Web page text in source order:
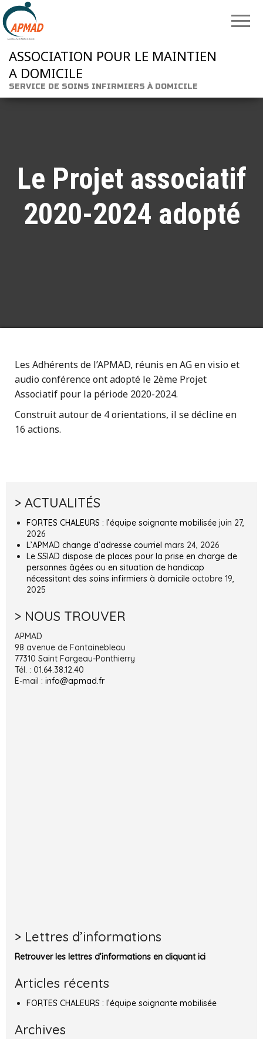
ASSOCIATION POUR LE MAINTIEN
A DOMICILE
SERVICE DE SOINS INFIRMIERS À DOMICILE
Le Projet associatif
2020-2024 adopté
Les Adhérents de l’APMAD, réunis en AG en visio et
audio conférence ont adopté le 2ème Projet
Associatif pour la période 2020-2024.
Construit autour de 4 orientations, il se décline en
16 actions.
> ACTUALITÉS
FORTES CHALEURS : l’équipe soignante mobilisée juin 27,
2026
L’APMAD change d’adresse courriel mars 24, 2026
Le SSIAD dispose de places pour la prise en charge de
personnes âgées ou en situation de handicap
nécessitant des soins infirmiers à domicile octobre 19,
2025
> NOUS TROUVER
APMAD
98 avenue de Fontainebleau
77310 Saint Fargeau-Ponthierry
Tél. : 01.64.38.12.40
E-mail : info@apmad.fr
> Lettres d’informations
Retrouver les lettres d’informations en cliquant ici
Articles récents
FORTES CHALEURS : l’équipe soignante mobilisée
Archives